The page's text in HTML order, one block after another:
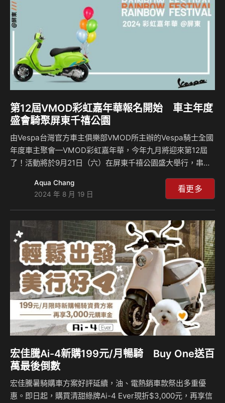
辦「2024 Ho…
第12屆VMOD彩虹嘉年華報名開始 車主年度
盛會騎聚屏東千禧公園
由Vespa台灣官方車主俱樂部VMOD所主辦的Vespa騎士全國
年度車主聚會—VMOD彩虹嘉年華，今年九月將迎來第12屆
了！活動將於9月21日（六）在屏東千禧公園盛大舉行，串聯
神、音樂、美食與文創的盛大嘉年華，豐富活動絕對讓你玩心
釋放、流連忘返！活動免費參加，付費報名還能獲得限量
Vespa活動禮包及抽最新年式的Vespa LX 125！活動詳情與
報名資訊歡迎點擊查看：
https://www.accupass.com/go/2024vmodRF。 享受文創
美食再抽Vespa 本屆彩虹嘉年華活動依舊準備了豐富精采的活
動內容，除了邀請到當紅…
Aqua Chang
2024 年 8 月 19 日
看更多
宏佳騰Ai-4新購199元/月暢騎 Buy One送百
萬最後倒數
宏佳騰暑騎購車方案好評延續，油、電熱銷車款祭出多重優
惠。即日起，購買清甜綠牌Ai-4 Ever現折$3,000元，再享信